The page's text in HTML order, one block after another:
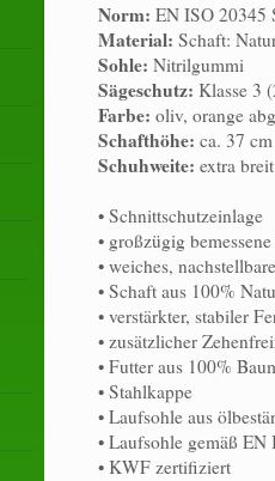
Norm: EN ISO 20345
Material: Schaft:
Sohle: Nitrilgummi
Sägeschutz: Klasse 3
Farbe: oliv, orange
Schafthöhe: ca. 37 cm
Schuhweite: extra breit
• Schnittschutzeinlage
• großzügig
• weiches,
• Schaft aus 100%
• verstärkter, stabiler
• zusätzlicher
• Futter aus 100%
• Stahlkappe
• Laufsohle aus
• Laufsohle gemäß EN
• KWF zertifiziert